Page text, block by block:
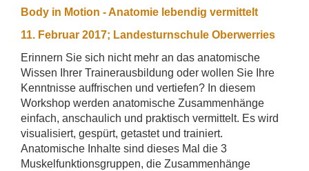
Body in Motion - Anatomie lebendig vermittelt
11. Februar 2017; Landesturnschule Oberwerries
Erinnern Sie sich nicht mehr an das anatomische
Wissen Ihrer Trainerausbildung oder wollen Sie Ihre
Kenntnisse auffrischen und vertiefen? In diesem
Workshop werden anatomische Zusammenhänge
einfach, anschaulich und praktisch vermittelt. Es wird
visualisiert, gespürt, getastet und trainiert.
Anatomische Inhalte sind dieses Mal die 3
Muskelfunktionsgruppen, die Zusammenhänge